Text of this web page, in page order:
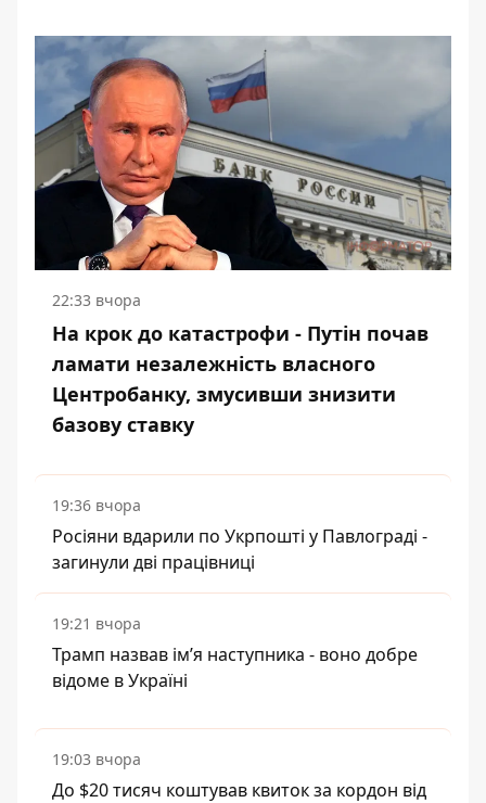
22:33 вчора
На крок до катастрофи - Путін почав
ламати незалежність власного
Центробанку, змусивши знизити
базову ставку
19:36 вчора
Росіяни вдарили по Укрпошті у Павлограді -
загинули дві працівниці
19:21 вчора
Трамп назвав імʼя наступника - воно добре
відоме в Україні
19:03 вчора
До $20 тисяч коштував квиток за кордон від